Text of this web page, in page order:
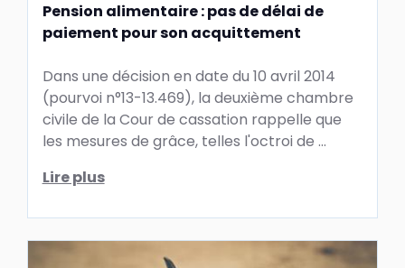
Pension alimentaire : pas de délai de
paiement pour son acquittement
Dans une décision en date du 10 avril 2014
(pourvoi n°13-13.469), la deuxième chambre
civile de la Cour de cassation rappelle que
les mesures de grâce, telles l'octroi de ...
Lire plus